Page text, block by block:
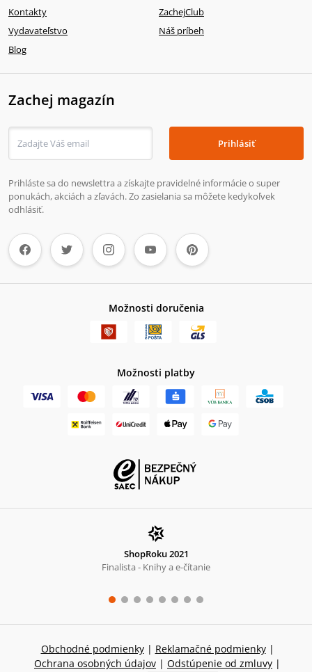
Kontakty
ZachejClub
Vydavateľstvo
Náš príbeh
Blog
Zachej magazín
Prihlásiť
Prihláste sa do newslettra a získajte pravidelné informácie o super
ponukách, akciách a zľavách. Zo zasielania sa môžete kedykoľvek
odhlásiť.
Možnosti doručenia
Možnosti platby
ShopRoku 2021
Finalista - Knihy a e-čítanie
Obchodné podmienky | Reklamačné podmienky |
Ochrana osobných údajov | Odstúpenie od zmluvy |